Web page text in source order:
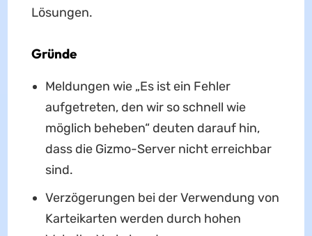
Lösungen.
Gründe
Meldungen wie „Es ist ein Fehler
aufgetreten, den wir so schnell wie
möglich beheben“ deuten darauf hin,
dass die Gizmo-Server nicht erreichbar
sind.
Verzögerungen bei der Verwendung von
Karteikarten werden durch hohen